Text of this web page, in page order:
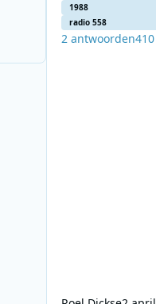
1988
radio 558
2 antwoorden410